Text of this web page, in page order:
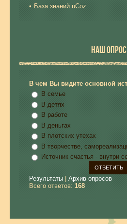
База знаний uCoz
НАШ ОПРОС
В чем Вы видите основной
В семье
В детях
В работе
В деньгах
В плотских утехах
В творчестве,
Источник счастья - внутри
Результаты
Архив опросов
Всего ответов: 168